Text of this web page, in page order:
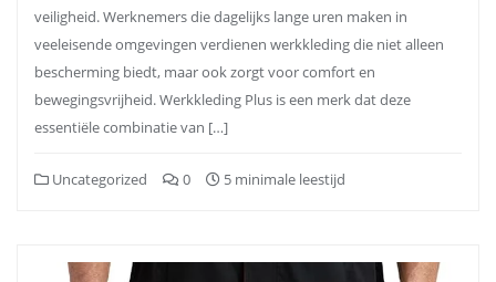
veiligheid. Werknemers die dagelijks lange uren maken in
veeleisende omgevingen verdienen werkkleding die niet alleen
bescherming biedt, maar ook zorgt voor comfort en
bewegingsvrijheid. Werkkleding Plus is een merk dat deze
essentiële combinatie van […]
Uncategorized 0 5 minimale leestijd